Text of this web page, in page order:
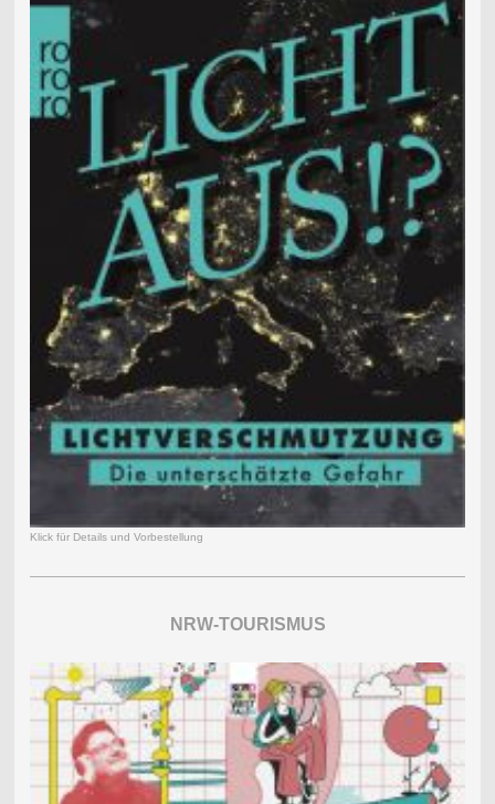
Klick für Details und Vorbestellung
NRW-TOURISMUS